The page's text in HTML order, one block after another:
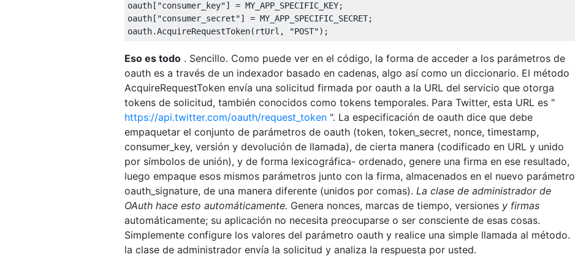
oauth [ "consumer_key"] = MY_APP_SPECIFIC_KEY;
oauth [ "consumer_secret"] = MY_APP_SPECIFIC_SECRET;
oauth.AcquireRequestToken( rtUrl , "POST");
Eso es todo . Sencillo. Como puede ver en el código, la forma de acceder a los parámetros de
oauth es a través de un indexador basado en cadenas, algo así como un diccionario. El método
AcquireRequestToken envía una solicitud firmada por oauth a la URL del servicio que otorga
tokens de solicitud, también conocidos como tokens temporales. Para Twitter, esta URL es "
https://api.twitter.com/oauth/request_token ". La especificación de oauth dice que debe
empaquetar el conjunto de parámetros de oauth (token, token_secret, nonce, timestamp,
consumer_key, versión y devolución de llamada), de cierta manera (codificado en URL y unido
por símbolos de unión), y de forma lexicográfica- ordenado, genere una firma en ese resultado,
luego empaque esos mismos parámetros junto con la firma, almacenados en el nuevo parámetro
oauth_signature, de una manera diferente (unidos por comas). La clase de administrador de
OAuth hace esto automáticamente. Genera nonces, marcas de tiempo, versiones y firmas
automáticamente; su aplicación no necesita preocuparse o ser consciente de esas cosas.
Simplemente configure los valores del parámetro oauth y realice una simple llamada al método.
la clase de administrador envía la solicitud y analiza la respuesta por usted.